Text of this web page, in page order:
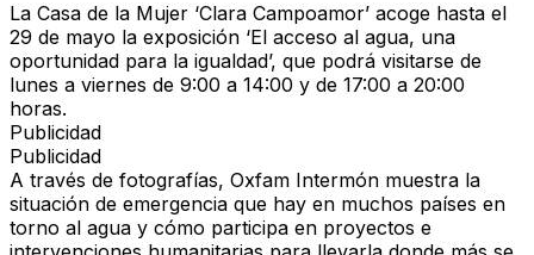
La Casa de la Mujer ‘Clara Campoamor’ acoge hasta el
29 de mayo la exposición ‘El acceso al agua, una
oportunidad para la igualdad’, que podrá visitarse de
lunes a viernes de 9:00 a 14:00 y de 17:00 a 20:00
horas.
Publicidad
Publicidad
A través de fotografías, Oxfam Intermón muestra la
situación de emergencia que hay en muchos países en
torno al agua y cómo participa en proyectos e